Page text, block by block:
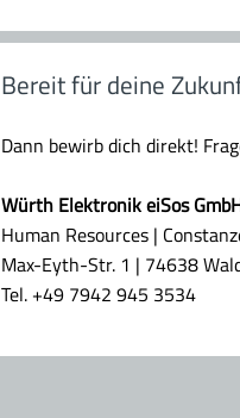
Bereit für deine
Dann bewirb dich direkt!
Würth Elektronik eiSos
Human Resources |
Max-Eyth-Str. 1 | 74638
Tel. +49 7942 945 3534